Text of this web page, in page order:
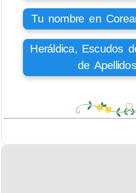
Tu nombre en
Heráldica, Escudos
de